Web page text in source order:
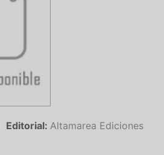
Editorial: Altamarea Ediciones